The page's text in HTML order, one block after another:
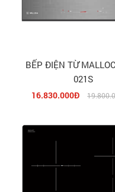
BẾP ĐIỆN TỪ
021S
16.830.000Đ